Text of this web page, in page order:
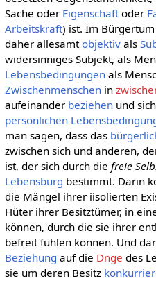
Sache oder Eigenschaftoder
Arbeitskraft) ist. Im
daher allesamtobjektivals
widersinniges Subjekt, als
Lebensbedingungenals
Zwischenmenschenin
aufeinander beziehenund
persönlichen
man sagen, dass das
zwischen sich und anderen,
ist, der sich durch die freie
Lebensburg bestimmt. Darin
die Mängel ihrer iisolierten
Hüter ihrer Besitztümer, in
können, durch die sie ihrer
befreit fühlen können. Und
Beziehung auf die Dnge des
sie um deren Besitz